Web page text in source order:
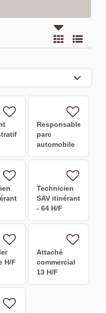
Responsable
parc
automobile
Technicien
SAV itinérant
- 64 H/F
H/F
Attaché
commercial
13 H/F